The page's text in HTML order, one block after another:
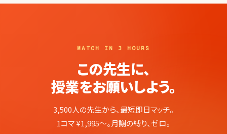
MATCH IN 3 HOURS
この先生に、
授業をお願いしよう。
3,500人の先生から、最短即日マッチ。
1コマ ¥1,995〜。月謝の縛り、ゼロ。